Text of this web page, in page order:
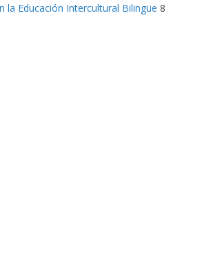
la Educación Intercultural Bilingüe 8